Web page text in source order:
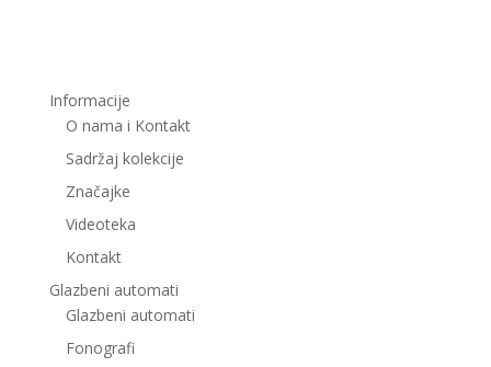
Informacije
O nama i Kontakt
Sadržaj kolekcije
Značajke
Videoteka
Kontakt
Glazbeni automati
Glazbeni automati
Fonografi